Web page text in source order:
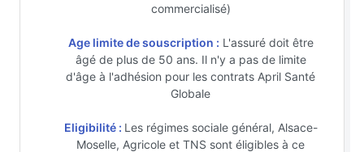
commercialisé)
Age limite de souscription : L'assuré doit être
âgé de plus de 50 ans. Il n'y a pas de limite
d'âge à l'adhésion pour les contrats April Santé
Globale
Eligibilité : Les régimes sociale général, Alsace-
Moselle, Agricole et TNS sont éligibles à ce